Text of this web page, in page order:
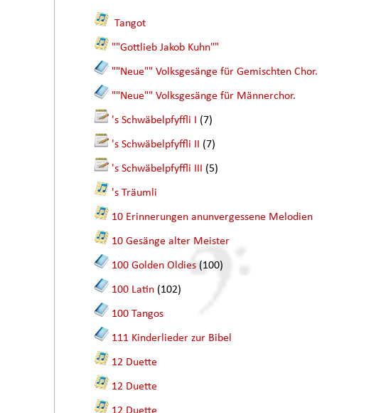
Tangot
""Gottlieb Jakob Kuhn""
""Neue"" Volksgesänge für Gemischten Chor.
""Neue"" Volksgesänge für Männerchor.
's Schwäbelpfyffli I (7)
's Schwäbelpfyffli II (7)
's Schwäbelpfyffli III (5)
's Träumli
10 Erinnerungen anunvergessene Melodien
10 Gesänge alter Meister
100 Golden Oldies (100)
100 Latin (102)
100 Tangos
111 Kinderlieder zur Bibel
12 Duette
12 Duette